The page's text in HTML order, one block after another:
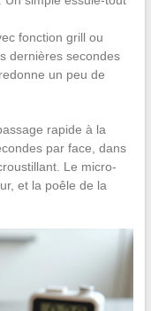
fonction grill ou
dernières secondes
un peu de
rapide à la
par face, dans
Le micro-
et la poêle de la